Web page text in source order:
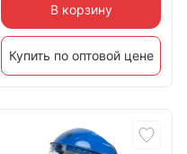
В корзину
Купить по оптовой цене